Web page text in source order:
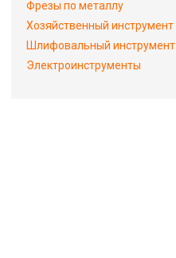
Фрезы по металлу
Хозяйственный инструмент
Шлифовальный инструмент
Электроинструменты